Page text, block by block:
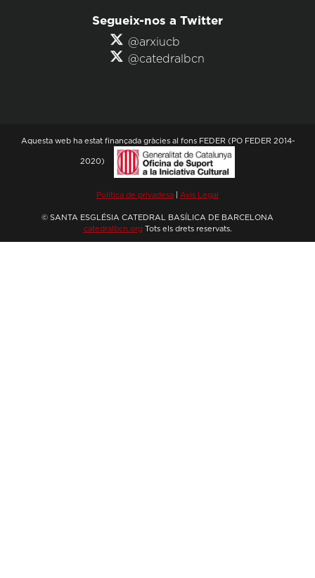
Segueix-nos a Twitter
@arxiucb
@catedralbcn
Aquesta web ha estat finançada gràcies al fons FEDER (PO FEDER 2014-
2020)
Política de privadesa Avís Legal
© SANTA ESGLÉSIA CATEDRAL BASÍLICA DE BARCELONA
catedralbcn.orgTots els drets reservats.